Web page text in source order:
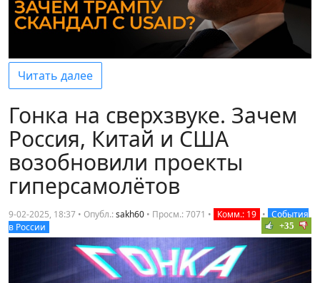
Читать далее
Гонка на сверхзвуке. Зачем
Россия, Китай и США
возобновили проекты
гиперсамолётов
9-02-2025, 18:37 • Опубл.:sakh60 • Просм.: 7071 • Комм.: 19 • События
в России
+35